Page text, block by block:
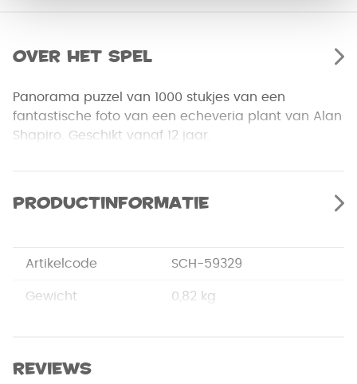
Over het spel
Panorama puzzel van 1000 stukjes van een
fantastische foto van een echeveria plant van Alan
Shapiro. Geschikt vanaf 12 jaar.
Productinformatie
Artikelcode SCH-59329
Gewicht 0,82 kg
Afmetingen
Reviews